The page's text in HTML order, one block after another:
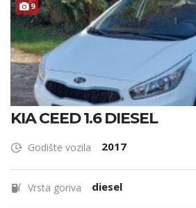
9
KIA CEED 1.6 DIESEL
Godište vozila 2017
Vrsta goriva diesel